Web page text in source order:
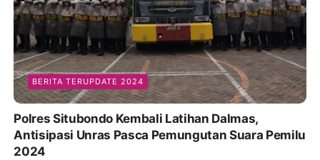
BERITA TERUPDATE 2024
Polres Situbondo Kembali Latihan Dalmas,
Antisipasi Unras Pasca Pemungutan Suara Pemilu
2024